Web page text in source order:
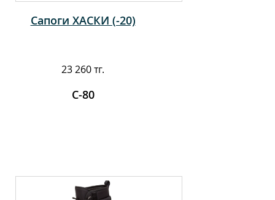
Сапоги ХАСКИ (-20)
23 260 тг.
С-80